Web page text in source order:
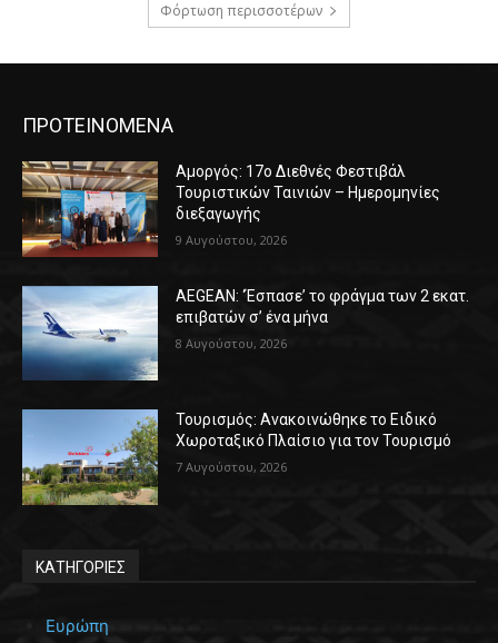
Φόρτωση περισσοτέρων
ΠΡΟΤΕΙΝΟΜΕΝΑ
Αμοργός: 17ο Διεθνές Φεστιβάλ
Τουριστικών Ταινιών – Ημερομηνίες
διεξαγωγής
9 Αυγούστου, 2026
AEGEAN: ‘Έσπασε’ το φράγμα των 2 εκατ.
επιβατών σ’ ένα μήνα
8 Αυγούστου, 2026
Τουρισμός: Ανακοινώθηκε το Ειδικό
Χωροταξικό Πλαίσιο για τον Τουρισμό
7 Αυγούστου, 2026
ΚΑΤΗΓΟΡΙΕΣ
Ευρώπη